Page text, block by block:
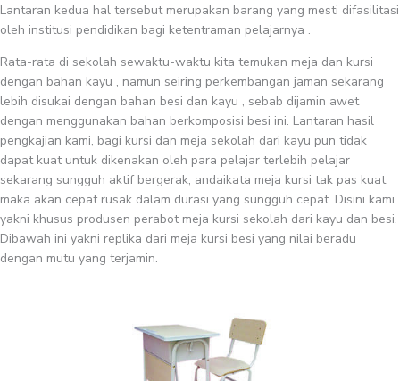
Lantaran kedua hal tersebut merupakan barang yang mesti difasilitasi
oleh institusi pendidikan bagi ketentraman pelajarnya .
Rata-rata di sekolah sewaktu-waktu kita temukan meja dan kursi
dengan bahan kayu , namun seiring perkembangan jaman sekarang
lebih disukai dengan bahan besi dan kayu , sebab dijamin awet
dengan menggunakan bahan berkomposisi besi ini. Lantaran hasil
pengkajian kami, bagi kursi dan meja sekolah dari kayu pun tidak
dapat kuat untuk dikenakan oleh para pelajar terlebih pelajar
sekarang sungguh aktif bergerak, andaikata meja kursi tak pas kuat
maka akan cepat rusak dalam durasi yang sungguh cepat. Disini kami
yakni khusus produsen perabot meja kursi sekolah dari kayu dan besi,
Dibawah ini yakni replika dari meja kursi besi yang nilai beradu
dengan mutu yang terjamin.